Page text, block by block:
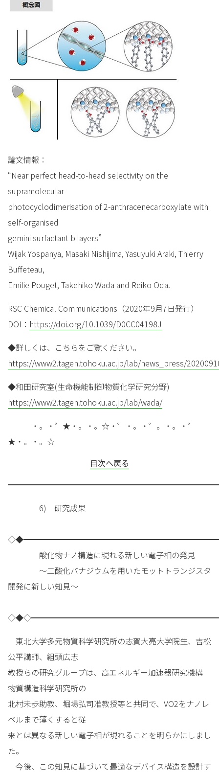
論文情報：
“Near perfect head-to-head selectivity on the
supramolecular
photocyclodimerisation of 2-anthracenecarboxylate with
self-organised
gemini surfactant bilayers”
Wijak Yospanya, Masaki Nishijima, Yasuyuki Araki, Thierry
Buffeteau,
Emilie Pouget, Takehiko Wada and Reiko Oda.
RSC Chemical Communications（2020年9月7日発行）
DOI： https://doi.org/10.1039/D0CC04198J
◆詳しくは、こちらをご覧ください。
https://www2.tagen.tohoku.ac.jp/lab/news_press/
◆和田研究室(生命機能制御物質化学研究分野)
https://www2.tagen.tohoku.ac.jp/lab/wada/
・。・゜★・。・。☆・゜・。・゜。・。・゜
★・。・。☆
目次へ戻る
6) 研究成果
酸化物ナノ構造に現れる新しい電子相の発見
～二酸化バナジウムを用いたモットトランジスタ
開発に新しい知見～
東北大学多元物質科学研究所の志賀大亮大学院生、吉松
公平講師、組頭広志
教授らの研究グループは、高エネルギー加速器研究機構
物質構造科学研究所の
北村未歩助教、堀場弘司准教授等と共同で、VO2をナノレ
ベルまで薄くすると従
来とは異なる新しい電子相が現れることを明らかにしまし
た。
今後、この知見に基づいて最適なデバイス構造を設計す